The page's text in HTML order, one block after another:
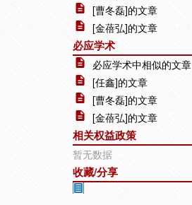
[曹冬磊]的文章
[金蓓弘]的文章
必应学术
必应学术中相似的文章
[任鑫]的文章
[曹冬磊]的文章
[金蓓弘]的文章
相关权益政策
暂无数据
收藏/分享